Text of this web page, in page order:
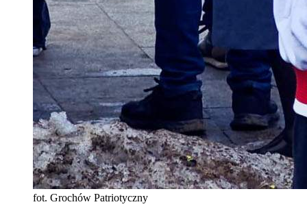
fot. Grochów Patriotyczny